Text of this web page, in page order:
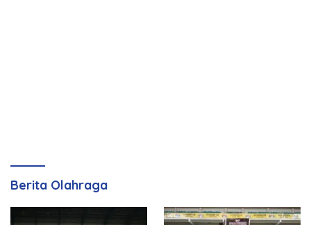
Berita Olahraga